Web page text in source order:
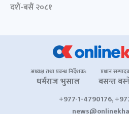
दशैं-बसैं २०८१
अध्यक्ष तथा प्रबन्ध निर्देशक:
धर्मराज भुसाल
प्रधान
बसन्त
+977-1-4790176,